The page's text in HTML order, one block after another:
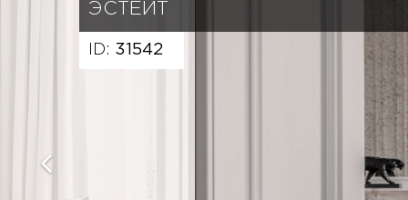
ЭСТЕЙТ
ID: 31542